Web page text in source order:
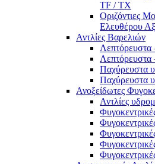
TF / TX
Oριζόντιες
Ελευθέρου
Αντλίες Βαρελιών
Λεπτόρευστα
Λεπτόρευστα
Παχύρευστα
Παχύρευστα
Ανοξείδωτες
Αντλίες